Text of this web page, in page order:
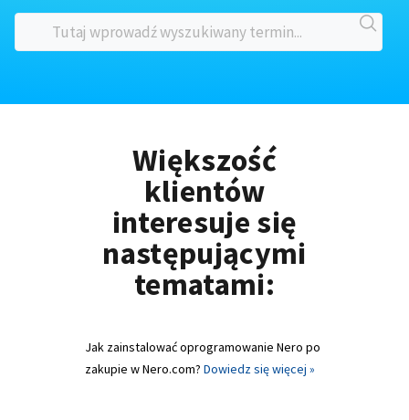
Większość
klientów
interesuje się
następującymi
tematami:
Jak zainstalować oprogramowanie Nero po
zakupie w Nero.com? Dowiedz się więcej »